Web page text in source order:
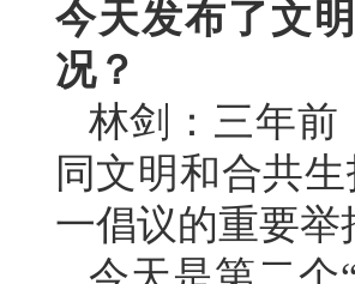
今天发布了文
况？
林剑：三年前
同文明和合共
一倡议的重要举